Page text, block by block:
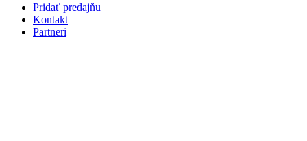
Pridať predajňu
Kontakt
Partneri